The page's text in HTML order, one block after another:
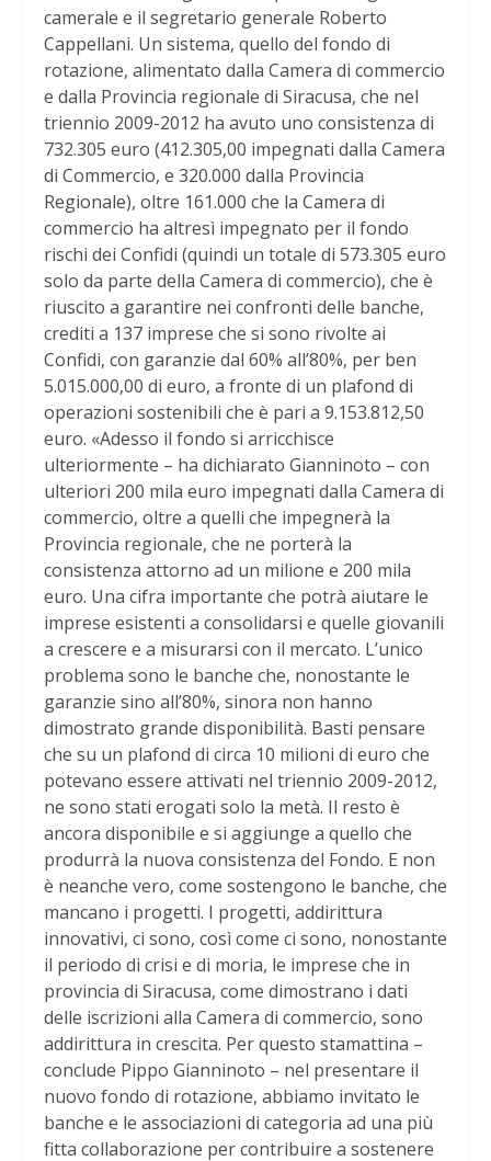
camerale e il segretario generale Roberto
Cappellani. Un sistema, quello del fondo di
rotazione, alimentato dalla Camera di commercio
e dalla Provincia regionale di Siracusa, che nel
triennio 2009-2012 ha avuto uno consistenza di
732.305 euro (412.305,00 impegnati dalla Camera
di Commercio, e 320.000 dalla Provincia
Regionale), oltre 161.000 che la Camera di
commercio ha altresì impegnato per il fondo
rischi dei Confidi (quindi un totale di 573.305 euro
solo da parte della Camera di commercio), che è
riuscito a garantire nei confronti delle banche,
crediti a 137 imprese che si sono rivolte ai
Confidi, con garanzie dal 60% all’80%, per ben
5.015.000,00 di euro, a fronte di un plafond di
operazioni sostenibili che è pari a 9.153.812,50
euro. «Adesso il fondo si arricchisce
ulteriormente – ha dichiarato Gianninoto – con
ulteriori 200 mila euro impegnati dalla Camera di
commercio, oltre a quelli che impegnerà la
Provincia regionale, che ne porterà la
consistenza attorno ad un milione e 200 mila
euro. Una cifra importante che potrà aiutare le
imprese esistenti a consolidarsi e quelle giovanili
a crescere e a misurarsi con il mercato. L’unico
problema sono le banche che, nonostante le
garanzie sino all’80%, sinora non hanno
dimostrato grande disponibilità. Basti pensare
che su un plafond di circa 10 milioni di euro che
potevano essere attivati nel triennio 2009-2012,
ne sono stati erogati solo la metà. Il resto è
ancora disponibile e si aggiunge a quello che
produrrà la nuova consistenza del Fondo. E non
è neanche vero, come sostengono le banche, che
mancano i progetti. I progetti, addirittura
innovativi, ci sono, così come ci sono, nonostante
il periodo di crisi e di moria, le imprese che in
provincia di Siracusa, come dimostrano i dati
delle iscrizioni alla Camera di commercio, sono
addirittura in crescita. Per questo stamattina –
conclude Pippo Gianninoto – nel presentare il
nuovo fondo di rotazione, abbiamo invitato le
banche e le associazioni di categoria ad una più
fitta collaborazione per contribuire a sostenere